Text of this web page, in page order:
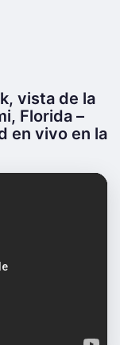
vista de la
Florida –
en vivo en la